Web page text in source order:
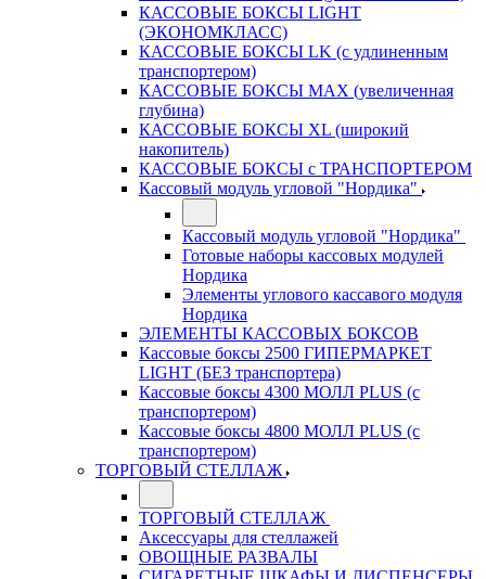
КАССОВЫЕ БОКСЫ LIGHT
(ЭКОНОМКЛАСС)
КАССОВЫЕ БОКСЫ LK (с удлиненным
транспортером)
КАССОВЫЕ БОКСЫ MAX (увеличенная
глубина)
КАССОВЫЕ БОКСЫ XL (широкий
накопитель)
КАССОВЫЕ БОКСЫ с ТРАНСПОРТЕРОМ
Кассовый модуль угловой "Нордика"
Кассовый модуль угловой "Нордика"
Готовые наборы кассовых модулей
Нордика
Элементы углового кассавого модуля
Нордика
ЭЛЕМЕНТЫ КАССОВЫХ БОКСОВ
Кассовые боксы 2500 ГИПЕРМАРКЕТ
LIGHT (БЕЗ транспортера)
Кассовые боксы 4300 МОЛЛ PLUS (с
транспортером)
Кассовые боксы 4800 МОЛЛ PLUS (с
транспортером)
ТОРГОВЫЙ СТЕЛЛАЖ
ТОРГОВЫЙ СТЕЛЛАЖ
Аксессуары для стеллажей
ОВОЩНЫЕ РАЗВАЛЫ